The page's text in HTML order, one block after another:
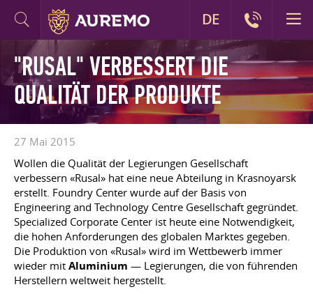
"RUSAL" VERBESSERT DIE
QUALITÄT DER PRODUKTE
27 Mai 2015
Wollen die Qualität der Legierungen Gesellschaft
verbessern «Rusal» hat eine neue Abteilung in Krasnoyarsk
erstellt. Foundry Center wurde auf der Basis von
Engineering and Technology Centre Gesellschaft gegründet.
Specialized Corporate Center ist heute eine Notwendigkeit,
die hohen Anforderungen des globalen Marktes gegeben.
Die Produktion von «Rusal» wird im Wettbewerb immer
wieder mit Aluminium — Legierungen, die von führenden
Herstellern weltweit hergestellt.
DE